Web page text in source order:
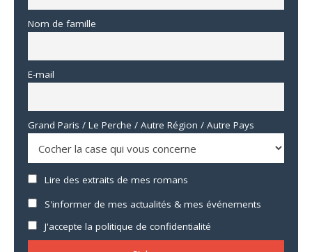
Nom de famille
E-mail
Grand Paris / Le Perche / Autre Région / Autre Pays
Lire des extraits de mes romans
S'informer de mes actualités & mes événements
J'accepte la politique de confidentialité